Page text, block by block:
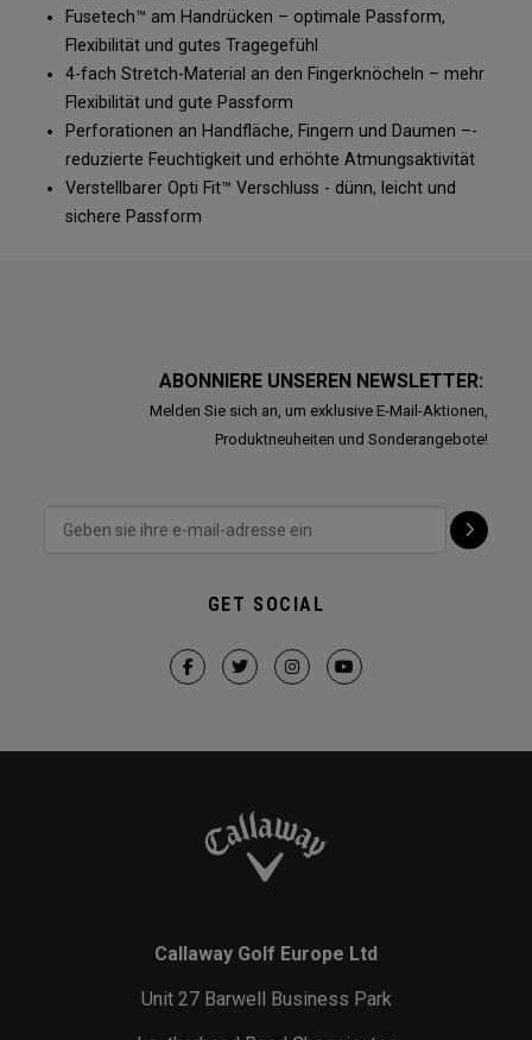
Fusetech™ am Handrücken – optimale Passform,
Flexibilität und gutes Tragegefühl
4-fach Stretch-Material an den Fingerknöcheln – mehr
Flexibilität und gute Passform
Perforationen an Handfläche, Fingern und Daumen –-
reduzierte Feuchtigkeit und erhöhte Atmungsaktivität
Verstellbarer Opti Fit™ Verschluss - dünn, leicht und
sichere Passform
ABONNIERE UNSEREN NEWSLETTER:
Melden Sie sich an, um exklusive E-Mail-Aktionen,
Produktneuheiten und Sonderangebote!
GET SOCIAL
Callaway Golf Europe Ltd
Unit 27 Barwell Business Park